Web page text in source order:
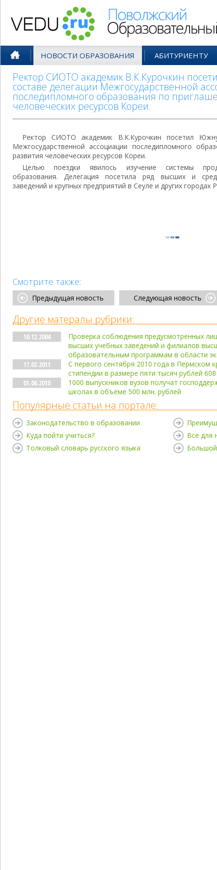
НОВОСТИ ОБРАЗОВАНИЯ АБИТУРИЕНТУ
Ректор СИОТО академик В.К.Курочкин
составе делегации Межгосударственной
последипломного образования по
человеческих ресурсов Кореи.
Ректор СИОТО академик В.К.Курочкин посетил
Межгосударственной ассоциации последипломного
развития человеческих ресурсов Кореи.
Целью поездки явилось изучение системы
образования. Делегация посетила ряд высших и
заведений и крупных предприятий в Сеуле и других городах
Смотрите также:
Предыдущая новость Следующая новость
Другие матералы рубрики:
10.12.2004
Проверка соблюдения предусмотренных
высших учебных заведений и филиалов
образовательным программам в области
17.02.2011
С первого сентября 2010 года в Пермском
стипендии в размере пяти тысяч рублей
01.06.2010
1000 выпускников вузов получат
школах в объёме 500 млн. рублей
Популярные статьи на портале:
Законодательство в образовании
Куда пойти учиться?
Толковый словарь русского языка
Все для
Большой